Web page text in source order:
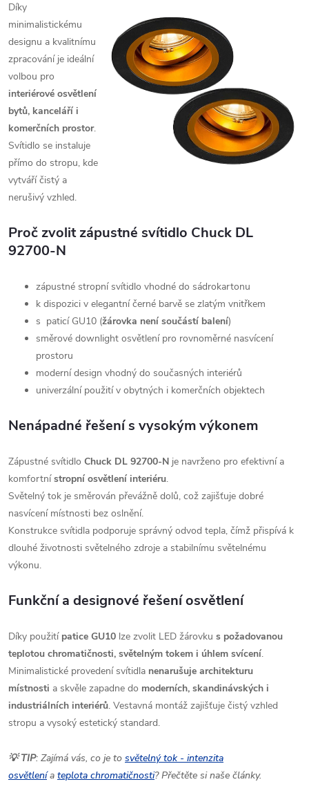
Díky
minimalistickému
designu a kvalitnímu
zpracování je ideální
volbou pro
interiérové osvětlení
bytů, kanceláří i
komerčních prostor.
Svítidlo se instaluje
přímo do stropu, kde
vytváří čistý a
nerušivý vzhled.
Proč zvolit zápustné svítidlo Chuck DL
92700-N
zápustné stropní svítidlo vhodné do sádrokartonu
k dispozici v elegantní černé barvě se zlatým vnitřkem
s paticí GU10 (žárovka není součástí balení)
směrové downlight osvětlení pro rovnoměrné nasvícení
prostoru
moderní design vhodný do současných interiérů
univerzální použití v obytných i komerčních objektech
Nenápadné řešení s vysokým výkonem
Zápustné svítidlo Chuck DL 92700-N je navrženo pro efektivní a
komfortnístropní osvětlení interiéru.
Světelný tok je směrován převážně dolů, což zajišťuje dobré
nasvícení místnosti bez oslnění.
Konstrukce svítidla podporuje správný odvod tepla, čímž přispívá k
dlouhé životnosti světelného zdroje a stabilnímu světelnému
výkonu.
Funkční a designové řešení osvětlení
Díky použití patice GU10 lze zvolit LED žárovku s požadovanou
teplotou chromatičnosti, světelným tokem i úhlem svícení.
Minimalistické provedení svítidla nenarušuje architekturu
místnosti a skvěle zapadne do moderních, skandinávských i
industriálních interiérů. Vestavná montáž zajišťuje čistý vzhled
stropu a vysoký estetický standard.
💡 TIP: Zajímá vás, co je to světelný tok - intenzita
osvětlenía teplota chromatičnosti? Přečtěte si naše články.